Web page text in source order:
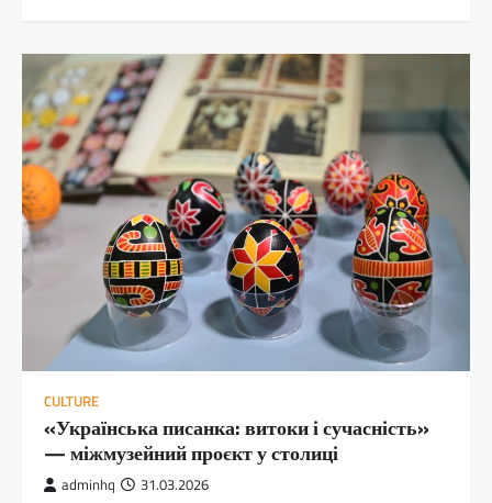
CULTURE
«Українська писанка: витоки і сучасність»
— міжмузейний проєкт у столиці
adminhq 31.03.2026